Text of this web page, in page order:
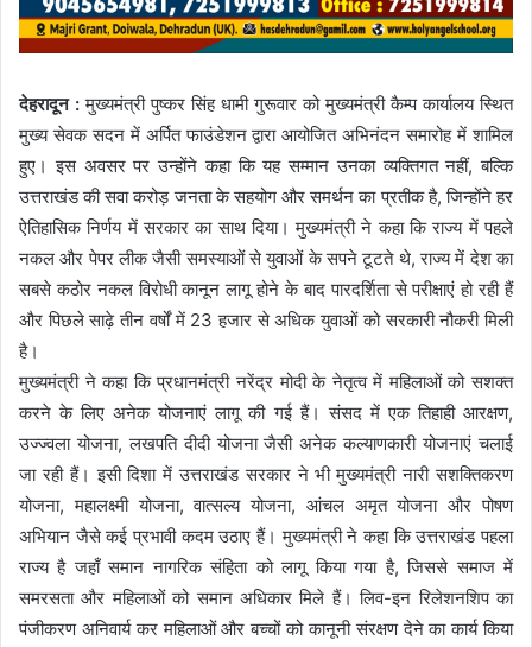
देहरादून : मुख्यमंत्री पुष्कर सिंह धामी गुरूवार को मुख्यमंत्री कैम्प कार्यालय स्थित
मुख्य सेवक सदन में अर्पित फाउंडेशन द्वारा आयोजित अभिनंदन समारोह में शामिल
हुए। इस अवसर पर उन्होंने कहा कि यह सम्मान उनका व्यक्तिगत नहीं, बल्कि
उत्तराखंड की सवा करोड़ जनता के सहयोग और समर्थन का प्रतीक है, जिन्होंने हर
ऐतिहासिक निर्णय में सरकार का साथ दिया। मुख्यमंत्री ने कहा कि राज्य में पहले
नकल और पेपर लीक जैसी समस्याओं से युवाओं के सपने टूटते थे, राज्य में देश का
सबसे कठोर नकल विरोधी कानून लागू होने के बाद पारदर्शिता से परीक्षाएं हो रही हैं
और पिछले साढ़े तीन वर्षों में 23 हजार से अधिक युवाओं को सरकारी नौकरी मिली
है।
मुख्यमंत्री ने कहा कि प्रधानमंत्री नरेंद्र मोदी के नेतृत्व में महिलाओं को सशक्त
करने के लिए अनेक योजनाएं लागू की गई हैं। संसद में एक तिहाही आरक्षण,
उज्ज्वला योजना, लखपति दीदी योजना जैसी अनेक कल्याणकारी योजनाएं चलाई
जा रही हैं। इसी दिशा में उत्तराखंड सरकार ने भी मुख्यमंत्री नारी सशक्तिकरण
योजना, महालक्ष्मी योजना, वात्सल्य योजना, आंचल अमृत योजना और पोषण
अभियान जैसे कई प्रभावी कदम उठाए हैं। मुख्यमंत्री ने कहा कि उत्तराखंड पहला
राज्य है जहाँ समान नागरिक संहिता को लागू किया गया है, जिससे समाज में
समरसता और महिलाओं को समान अधिकार मिले हैं। लिव-इन रिलेशनशिप का
पंजीकरण अनिवार्य कर महिलाओं और बच्चों को कानूनी संरक्षण देने का कार्य किया